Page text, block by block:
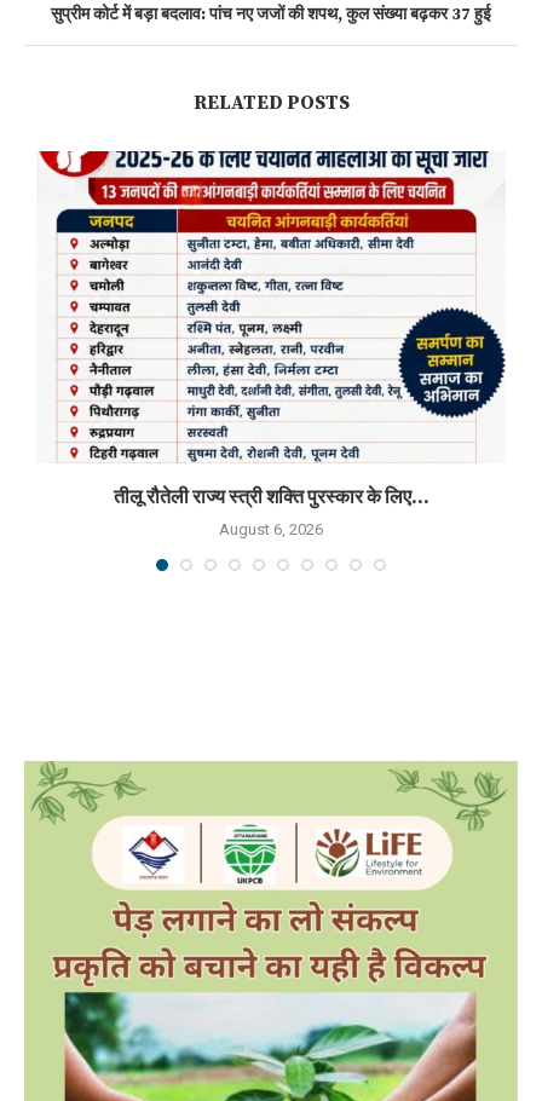
सुप्रीम कोर्ट में बड़ा बदलाव: पांच नए जजों की शपथ, कुल संख्या बढ़कर 37 हुई
RELATED POSTS
तीलू रौतेली राज्य स्त्री शक्ति पुरस्कार के लिए...
August 6, 2026